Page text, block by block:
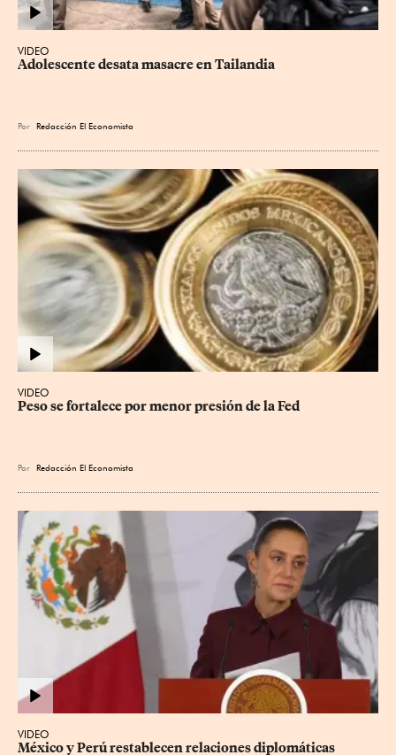
VIDEO
Adolescente desata masacre en Tailandia
Por Redacción El Economista
VIDEO
Peso se fortalece por menor presión de la Fed
Por Redacción El Economista
VIDEO
México y Perú restablecen relaciones diplomáticas